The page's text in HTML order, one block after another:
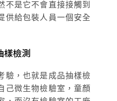
不是它不會直接接觸到
供給包裝人員一個安全
樣檢測
驗，也就是成品抽樣檢
己微生物檢驗室，童顏